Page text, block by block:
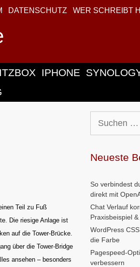
DATENSCHUTZ WER SCHREIBT
IPHONE
Teil zu Fuß
Die riesige Anlage ist
auf die Tower-Brücke.
über die Tower-Bridge
ansehen – besonders
nach:
Neueste
So verbindest
direkt mit
Chat Verlauf
Praxisbeispiel
WordPress
die Farbe
Pagespeed-
verbessern